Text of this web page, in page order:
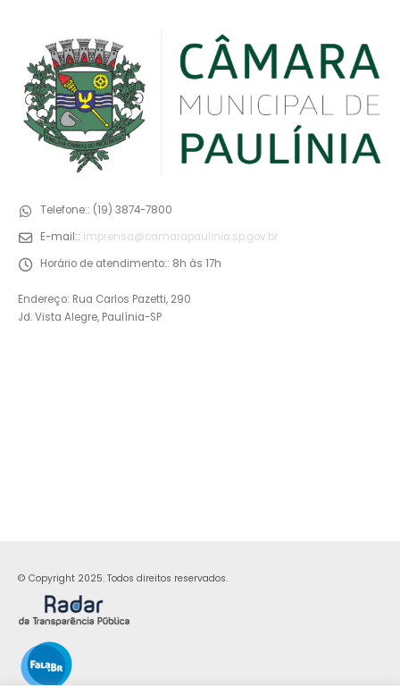
Telefone:: (19) 3874-7800
E-mail:: imprensa@camarapaulinia.sp.gov.br
Horário de atendimento:: 8h às 17h
Endereço: Rua Carlos Pazetti, 290
Jd. Vista Alegre, Paulínia-SP
© Copyright 2025. Todos direitos reservados.